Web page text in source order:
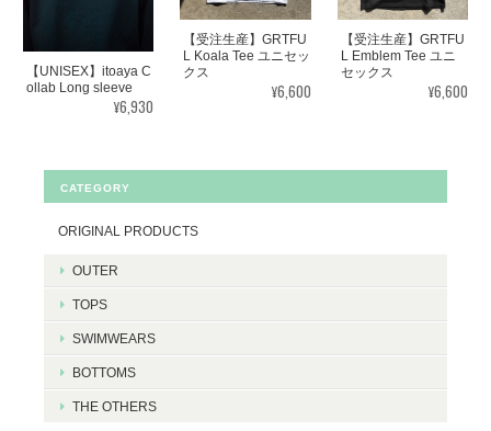
【UNISEX】itoaya C
ollab Long sleeve
¥6,930
【受注生産】GRTFU
L Koala Tee ユニセッ
クス
¥6,600
【受注生産】GRTFU
L Emblem Tee ユニ
セックス
¥6,600
CATEGORY
ORIGINAL PRODUCTS
OUTER
TOPS
SWIMWEARS
BOTTOMS
THE OTHERS